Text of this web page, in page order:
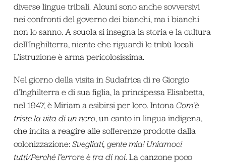
diverse lingue tribali. Alcuni sono anche sovversivi
nei confronti del governo dei bianchi, ma i bianchi
non lo sanno. A scuola si insegna la storia e la cultura
dell’Inghilterra, niente che riguardi le tribù locali.
L’istruzione è arma pericolosissima.
Nel giorno della visita in Sudafrica di re Giorgio
d’Inghilterra e di sua figlia, la principessa Elisabetta,
nel 1947, è Miriam a esibirsi per loro. Intona Com’è
triste la vita di un nero, un canto in lingua indigena,
che incita a reagire alle sofferenze prodotte dalla
colonizzazione: Svegliati, gente mia! Uniamoci
tutti/Perché l’errore è tra di noi. La canzone poco